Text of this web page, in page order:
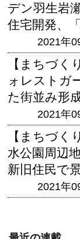
デン羽生岩
住宅開発、
2021年
【まちづく
ォレストガ
た街並み形
2021年
【まちづく
水公園周辺
新旧住民で
2021年